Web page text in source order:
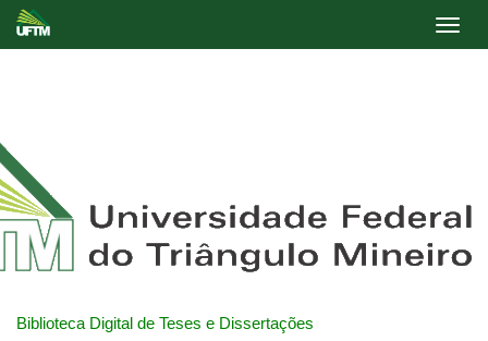
Biblioteca Digital de Teses e Dissertações